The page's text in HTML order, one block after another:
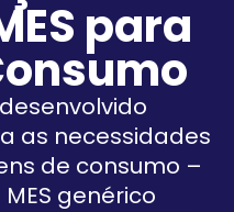
para
as necessidades
de consumo –
genérico